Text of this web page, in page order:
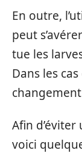
En outre,
peut
tue les
Dans les
Afin
voici